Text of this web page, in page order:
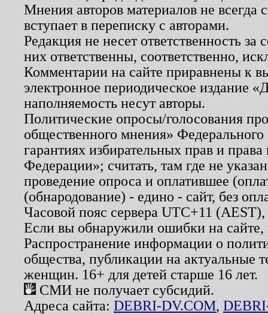
Мнения авторов материалов не
вступает в переписку с авторами.
Редакция не несет ответственность
них ответственны, соответственно,
Комментарии на сайте приравнены к
электронное периодическое издание
наполняемость несут авторы.
Политические опросы/голосования
общественного мнения»
гарантиях избирательных прав и
Федерации»; считать, там где не
проведение опроса и оплатившее
(обнародование) - едино - сайт, без
Часовой пояс сервера UTC+11
Если вы обнаружили ошибки на
Распространение информации о
общества, публикации на актуальные
женщин. 16+ для детей старше 16 лет.
СМИ не получает субсидий.
Адреса сайта: DEBRI-DV.COM,